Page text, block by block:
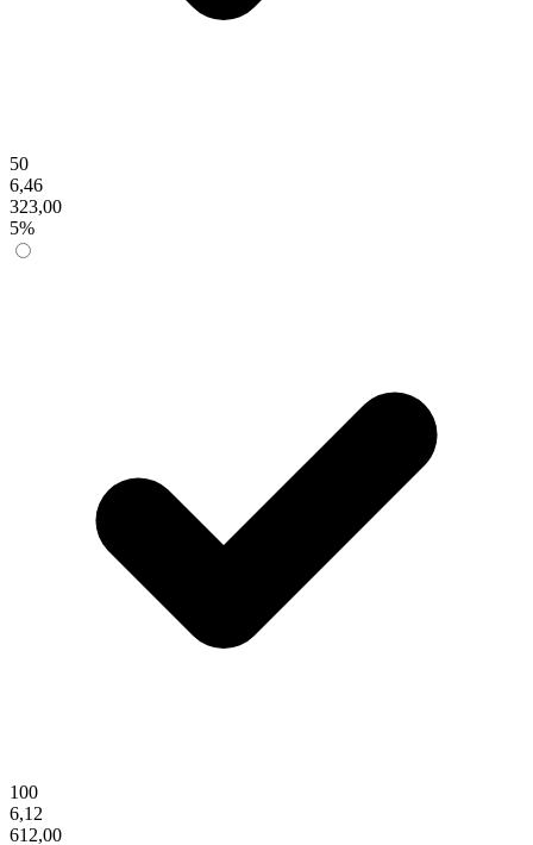
50
6,46
323,00
5%
100
6,12
612,00